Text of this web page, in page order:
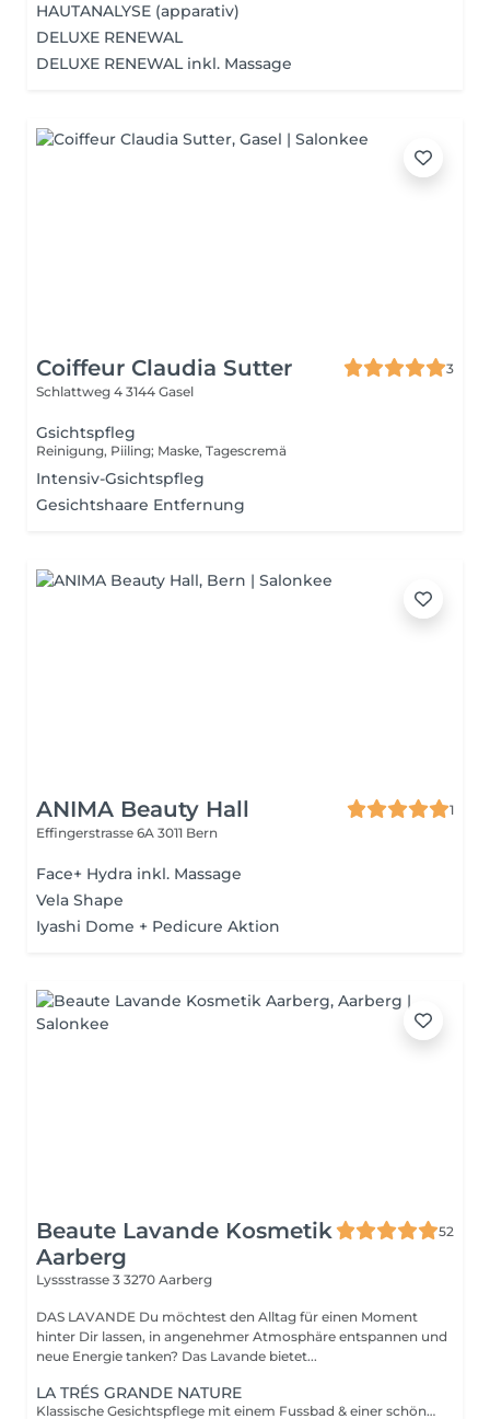
HAUTANALYSE (apparativ)
DELUXE RENEWAL
DELUXE RENEWAL inkl. Massage
Coiffeur Claudia Sutter
3
Schlattweg 4 3144 Gasel
Gsichtspfleg
Reinigung, Piiling; Maske, Tagescremä
Intensiv-Gsichtspfleg
Gesichtshaare Entfernung
ANIMA Beauty Hall
1
Effingerstrasse 6A 3011 Bern
Face+ Hydra inkl. Massage
Vela Shape
Iyashi Dome + Pedicure Aktion
Beaute Lavande Kosmetik
Aarberg
52
Lyssstrasse 3 3270 Aarberg
DAS LAVANDE Du möchtest den Alltag für einen Moment
hinter Dir lassen, in angenehmer Atmosphäre entspannen und
neue Energie tanken? Das Lavande bietet...
LA TRÉS GRANDE NATURE
Klassische Gesichtspflege mit einem Fussbad & einer schönen Fussmassage als Einstieg. Erleben Sie mit dieser Naturbehandlung, mit Gesichtsmassage, Entspannung pur. Tauchen Sie ein in eine Welt ganzheitlicher Entspannung und dem wohltuenden Gefühl, natürlicher Kosmetik.